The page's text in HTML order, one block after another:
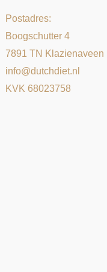
Postadres:
Boogschutter 4
7891 TN Klazienaveen
info@dutchdiet.nl
KVK 68023758